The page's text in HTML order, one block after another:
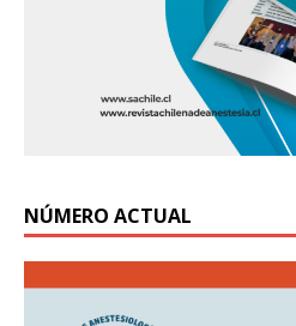
NÚMERO ACTUAL